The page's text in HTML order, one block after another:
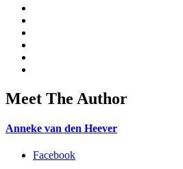
Meet The Author
Anneke van den Heever
Facebook